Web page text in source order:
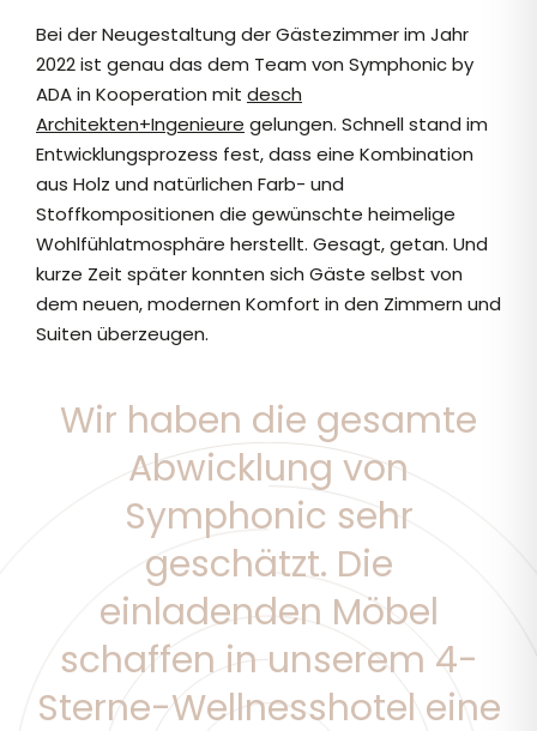
Bei der Neugestaltung der Gästezimmer im Jahr
2022 ist genau das dem Team von Symphonic by
ADA in Kooperation mit desch
Architekten+Ingenieure gelungen. Schnell stand im
Entwicklungsprozess fest, dass eine Kombination
aus Holz und natürlichen Farb- und
Stoffkompositionen die gewünschte heimelige
Wohlfühlatmosphäre herstellt. Gesagt, getan. Und
kurze Zeit später konnten sich Gäste selbst von
dem neuen, modernen Komfort in den Zimmern und
Suiten überzeugen.
Wir haben die gesamte
Abwicklung von
Symphonic sehr
geschätzt. Die
einladenden Möbel
schaffen in unserem 4-
Sterne-Wellnesshotel eine